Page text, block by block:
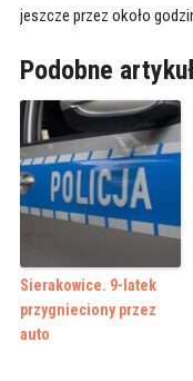
jeszcze przez około
Podobne
Sierakowice. 9-latek
przygnieciony przez
auto